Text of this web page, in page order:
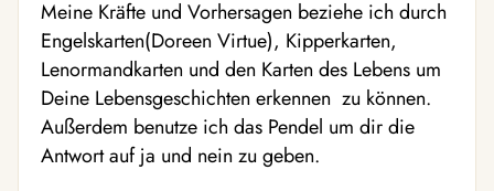
Meine Kräfte und Vorhersagen beziehe ich durch
Engelskarten(Doreen Virtue), Kipperkarten,
Lenormandkarten und den Karten des Lebens um
Deine Lebensgeschichten erkennen zu können.
Außerdem benutze ich das Pendel um dir die
Antwort auf ja und nein zu geben.